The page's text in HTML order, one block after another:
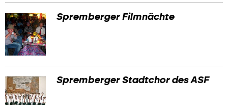
Spremberger Filmnächte
Spremberger Stadtchor des ASF